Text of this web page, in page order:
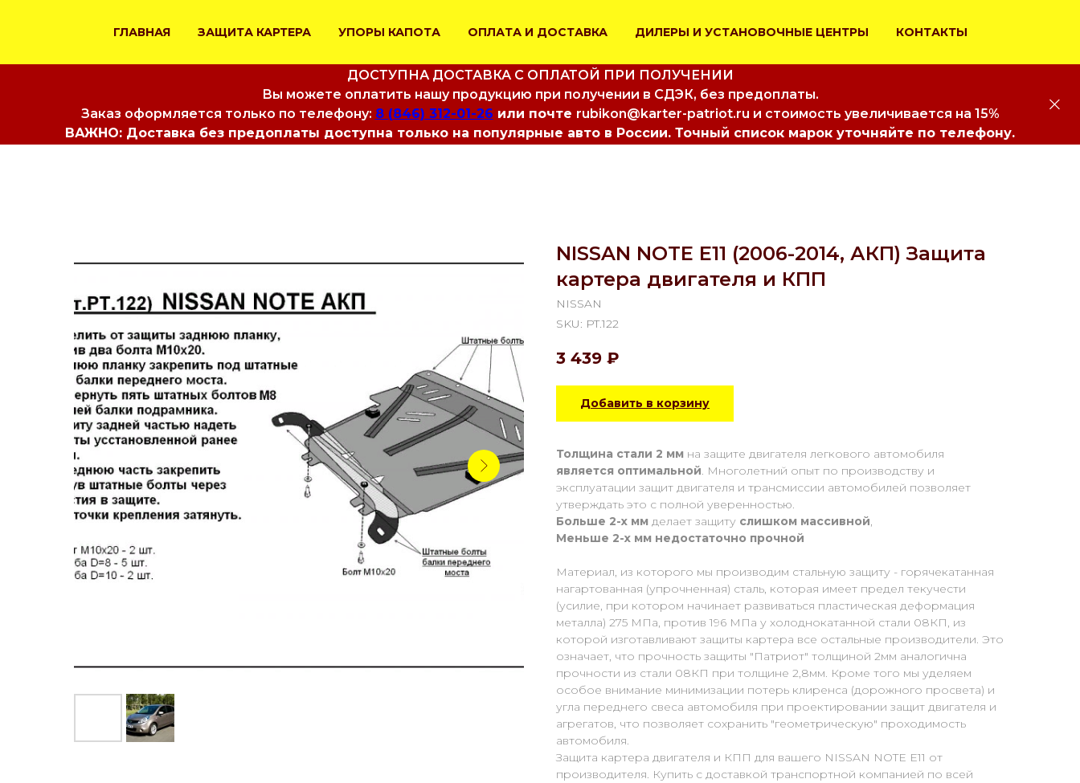
ГЛАВНАЯ ЗАЩИТА КАРТЕРА УПОРЫ КАПОТА ОПЛАТА И ДОСТАВКА ДИЛЕРЫ И УСТАНОВОЧНЫЕ ЦЕНТРЫ КОНТАКТЫ
ДОСТУПНА ДОСТАВКА С ОПЛАТОЙ ПРИ ПОЛУЧЕНИИ
Вы можете оплатить нашу продукцию при получении в СДЭК, без предоплаты.
Заказ оформляется только по телефону: 8 (846) 312-01-26 или почте rubikon@karter-patriot.ru и стоимость увеличивается на 15%
ВАЖНО: Доставка без предоплаты доступна только на популярные авто в России. Точный список марок уточняйте по телефону.
NISSAN NOTE E11 (2006-2014, АКП) Защита
картера двигателя и КПП
NISSAN
SKU: PT.122
3 439 ₽
Добавить в корзину
Толщина стали 2 мм на защите двигателя легкового автомобиля
является оптимальной. Многолетний опыт по производству и
эксплуатации защит двигателя и трансмиссии автомобилей позволяет
утверждать это с полной уверенностью.
Больше 2-х мм делает защиту слишком массивной,
Меньше 2-х мм недостаточно прочной
Материал, из которого мы производим стальную защиту - горячекатанная
нагартованная (упрочненная) сталь, которая имеет предел текучести
(усилие, при котором начинает развиваться пластическая деформация
металла) 275 МПа, против 196 МПа у холоднокатанной стали 08КП, из
которой изготавливают защиты картера все остальные производители. Это
означает, что прочность защиты "Патриот" толщиной 2мм аналогична
прочности из стали 08КП при толщине 2,8мм. Кроме того мы уделяем
особое внимание минимизации потерь клиренса (дорожного просвета) и
угла переднего свеса автомобиля при проектировании защит двигателя и
агрегатов, что позволяет сохранить "геометрическую" проходимость
автомобиля.
Защита картера двигателя и КПП для вашего NISSAN NOTE E11 от
производителя. Купить с доставкой транспортной компанией по всей